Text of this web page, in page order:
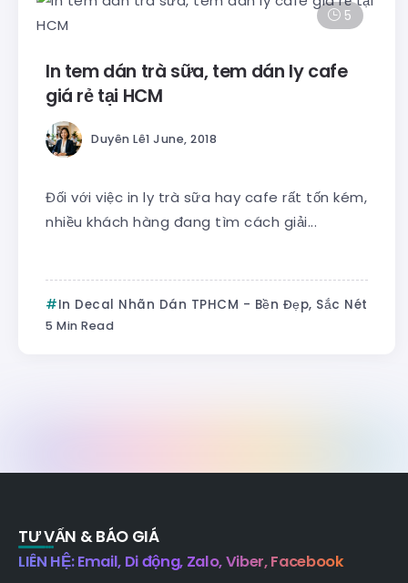
5
In tem dán trà sữa, tem dán ly cafe
giá rẻ tại HCM
Duyên Lê1 June, 2018
Đối với việc in ly trà sữa hay cafe rất tốn kém,
nhiều khách hàng đang tìm cách giải...
In Decal Nhãn Dán TPHCM - Bền Đẹp, Sắc Nét
5 Min Read
TƯ VẤN & BÁO GIÁ
LIÊN HỆ: Email, Di động, Zalo, Viber, Facebook